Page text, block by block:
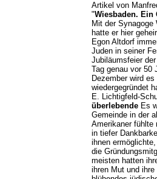
Artikel von
"Wiesbaden. Ein
Mit der Synagoge
hatte er hier
Egon Altdorf
Juden in seiner
Jubiläumsfeier
Tag genau vor 50
Dezember wird
wiedergegründet
E. Lichtigfeld-
überlebende Es
Gemeinde in der
Amerikaner fühlte
in tiefer
ihnen
die
meisten hatten
ihren Mut und